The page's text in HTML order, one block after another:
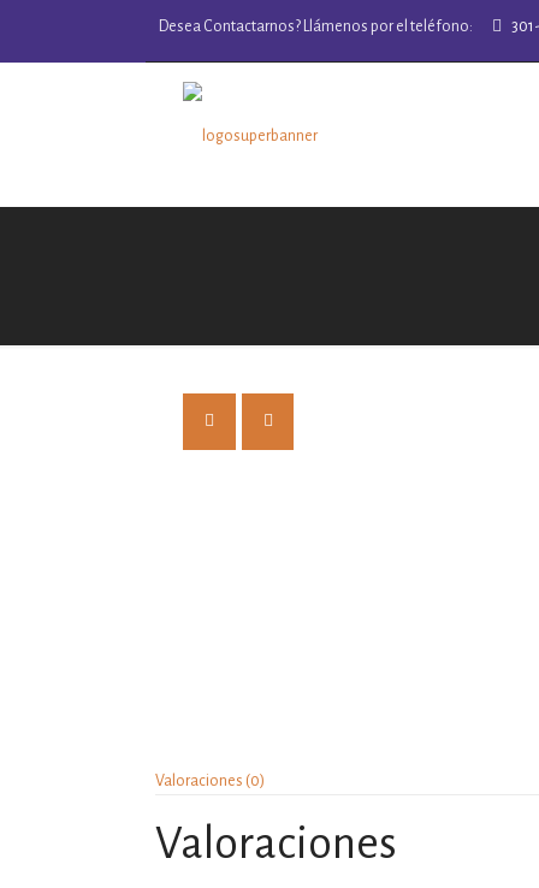
Desea Contactarnos? Llámenos por el teléfono:
Valoraciones (0)
Valoraciones